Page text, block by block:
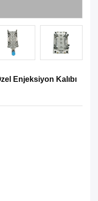
Enjeksiyon Kalıbı